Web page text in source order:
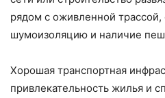
рядом с оживленной
шумоизоляцию и наличие
Хорошая транспортная
привлекательность жилья и